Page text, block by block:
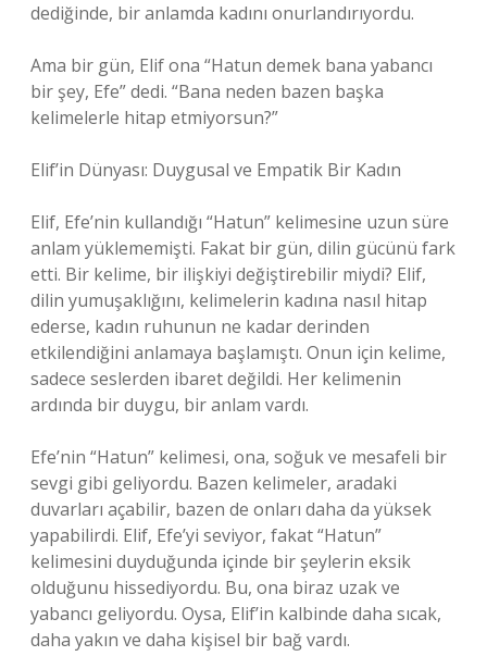
dediğinde, bir anlamda kadını onurlandırıyordu.
Ama bir gün, Elif ona “Hatun demek bana yabancı
bir şey, Efe” dedi. “Bana neden bazen başka
kelimelerle hitap etmiyorsun?”
Elif’in Dünyası: Duygusal ve Empatik Bir Kadın
Elif, Efe’nin kullandığı “Hatun” kelimesine uzun süre
anlam yüklememişti. Fakat bir gün, dilin gücünü fark
etti. Bir kelime, bir ilişkiyi değiştirebilir miydi? Elif,
dilin yumuşaklığını, kelimelerin kadına nasıl hitap
ederse, kadın ruhunun ne kadar derinden
etkilendiğini anlamaya başlamıştı. Onun için kelime,
sadece seslerden ibaret değildi. Her kelimenin
ardında bir duygu, bir anlam vardı.
Efe’nin “Hatun” kelimesi, ona, soğuk ve mesafeli bir
sevgi gibi geliyordu. Bazen kelimeler, aradaki
duvarları açabilir, bazen de onları daha da yüksek
yapabilirdi. Elif, Efe’yi seviyor, fakat “Hatun”
kelimesini duyduğunda içinde bir şeylerin eksik
olduğunu hissediyordu. Bu, ona biraz uzak ve
yabancı geliyordu. Oysa, Elif’in kalbinde daha sıcak,
daha yakın ve daha kişisel bir bağ vardı.